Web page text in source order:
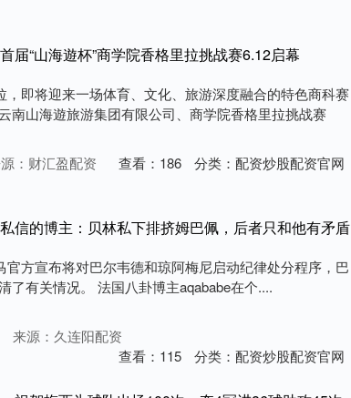
届“山海遊杯”商学院香格里拉挑战赛6.12启幕
，即将迎来一场体育、文化、旅游深度融合的特色商科赛
南山海遊旅游集团有限公司、商学院香格里拉挑战赛
：财汇盈配资 查看： 186 分类： 配资炒股配资官网
信的博主：贝林私下排挤姆巴佩，后者只和他有矛盾
官方宣布将对巴尔韦德和琼阿梅尼启动纪律处分程序，巴
了有关情况。 法国八卦博主aqababe在个....
来源：久连阳配资
查看： 115 分类： 配资炒股配资官网